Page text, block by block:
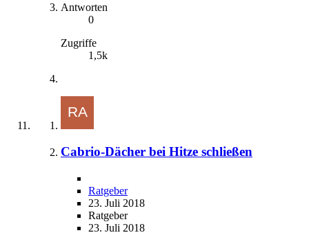
Antworten
0
Zugriffe
1,5k
Cabrio-Dächer bei Hitze schließen
Ratgeber
23. Juli 2018
Ratgeber
23. Juli 2018